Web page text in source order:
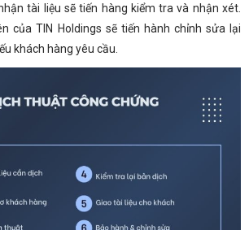
tài liệu sẽ tiến hàng kiểm tra và nhận xét.
của TIN Holdings sẽ tiến hành chỉnh sửa lại
khách hàng yêu cầu.